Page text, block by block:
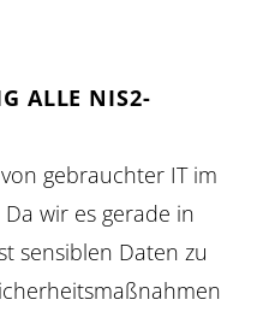
ALLE NIS2-
gebrauchter IT im
wir es gerade in
sensiblen Daten zu